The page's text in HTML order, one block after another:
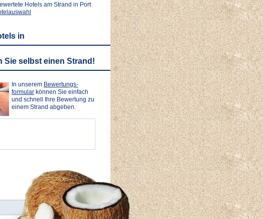
Hotels am Strand in Port
in
Sie selbst einen Strand!
In unserem Bewertungs-
formular können Sie einfach
und schnell Ihre Bewertung zu
einem Strand abgeben.